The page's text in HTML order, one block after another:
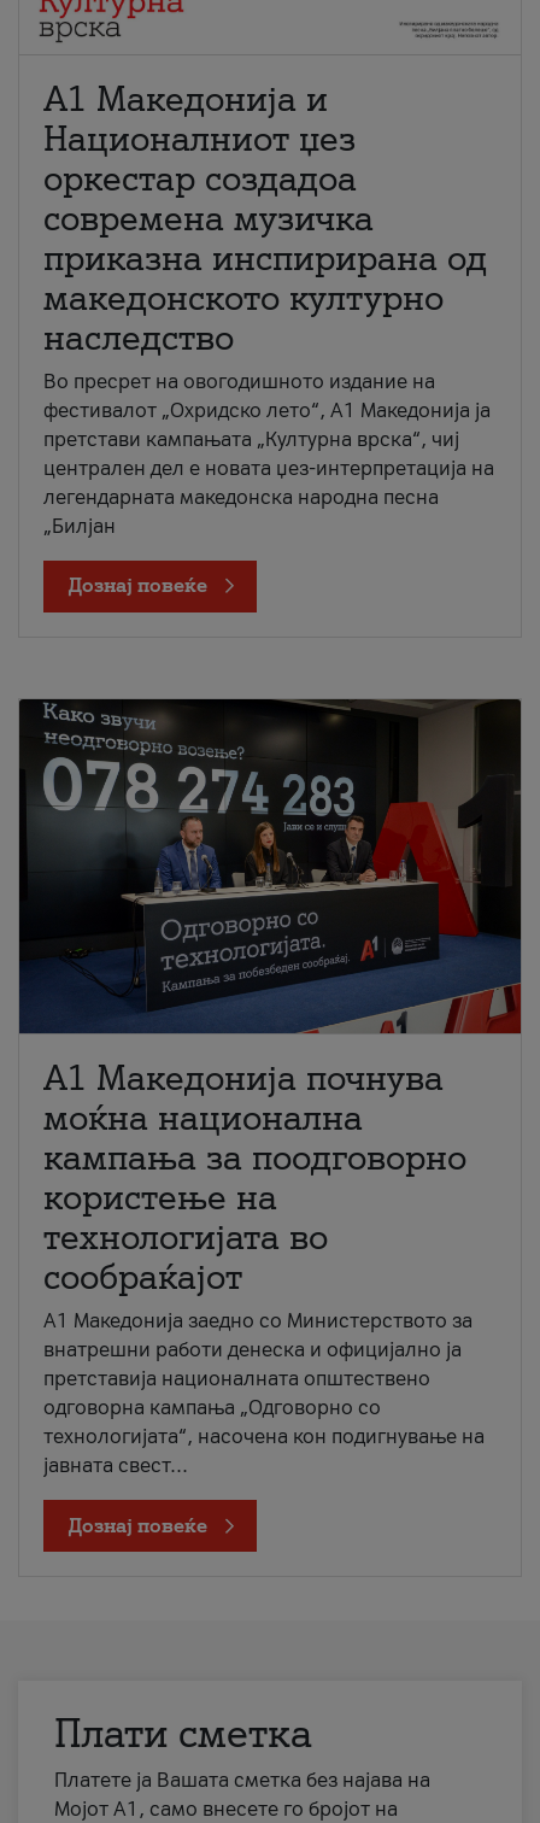
А1 Македонија и
Националниот џез
оркестар создадоа
современа музичка
приказна инспирирана од
македонското културно
наследство
Во пресрет на овогодишното издание на
фестивалот „Охридско лето“, А1 Македонија ја
претстави кампањата „Културна врска“, чиј
централен дел е новата џез-интерпретација на
легендарната македонска народна песна
„Билјан
Дознај повеќе
A1 Македонија почнува
моќна национална
кампања за поодговорно
користење на
технологијата во
сообраќајот
A1 Македонија заедно со Министерството за
внатрешни работи денеска и официјално ја
претставија националната општествено
одговорна кампања „Одговорно со
технологијата“, насочена кон подигнување на
јавната свест...
Дознај повеќе
Плати сметка
Платете ја Вашата сметка без најава на
Мојот А1, само внесете го бројот на